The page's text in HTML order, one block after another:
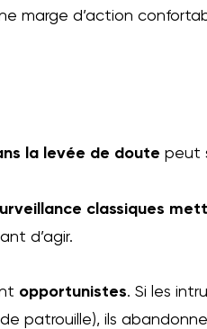
marge d’action
la levée de doute peut
classiques
d’agir​.
opportunistes. Si les
patrouille), ils